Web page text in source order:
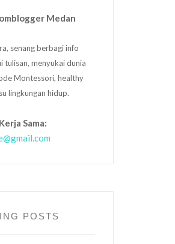
Medan
senang berbagi info
tulisan, menyukai dunia
Montessori, healthy
lingkungan hidup.
Sama:
POSTS